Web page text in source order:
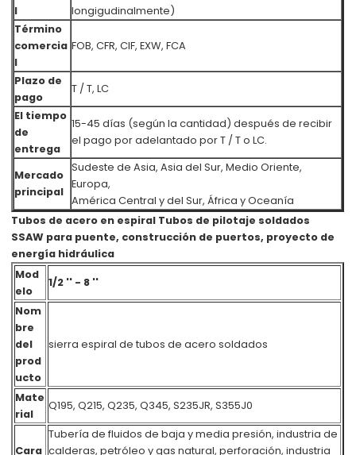
l
longigudinalmente)
Término
comercia
l
FOB, CFR, CIF, EXW, FCA
Plazo de
pago
T / T, LC
El tiempo
de
entrega
15-45 días (según la cantidad) después de recibir
el pago por adelantado por T / T o LC.
Mercado
principal
Sudeste de Asia, Asia del Sur, Medio Oriente,
Europa,
América Central y del Sur, África y Oceanía
Tubos de acero en espiral Tubos de pilotaje soldados
SSAW para puente, construcción de puertos, proyecto de
energía hidráulica
Mod
elo
1/2 '' - 8 ''
Nom
bre
del
prod
ucto
sierra espiral de tubos de acero soldados
Mate
rial
Q195, Q215, Q235, Q345, S235JR, S355J0
Cara
Tubería de fluidos de baja y media presión, industria de
calderas, petróleo y gas natural, perforación, industria